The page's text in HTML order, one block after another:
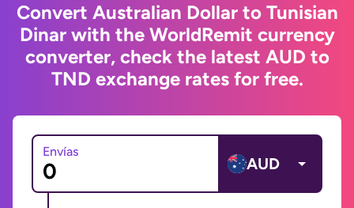
Convert Australian Dollar to Tunisian
Dinar with the WorldRemit currency
converter, check the latest AUD to
TND exchange rates for free.
Envías
AUD